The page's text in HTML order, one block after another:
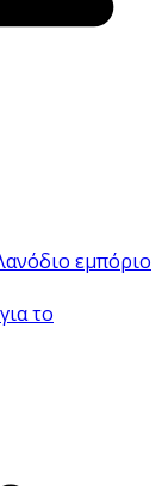
εμπόριο
το